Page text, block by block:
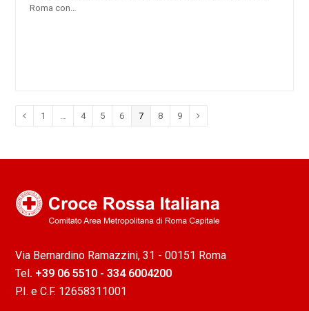
Roma con…
Precedente
Pagina
1 Pagina
4 Pagina
5 Pagina
6 Pagina
7 Pagina
8 Pagina
9
Via Bernardino Ramazzini, 31 - 00151 Roma
Tel. +39 06 5510 - 334 6004200
P.I. e C.F. 12658311001